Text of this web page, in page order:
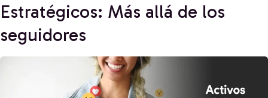
Estratégicos: Más allá de los
seguidores